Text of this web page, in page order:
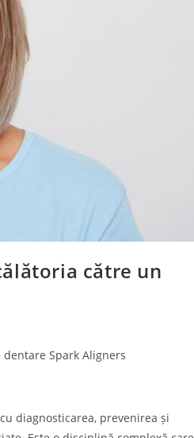
către un
dentare Spark Aligners
diagnosticarea, prevenirea și